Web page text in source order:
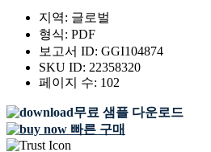
지역: 글로벌
형식: PDF
보고서 ID: GGI104874
SKU ID: 22358320
페이지 수: 102
무료 샘플 다운로드
빠른 구매